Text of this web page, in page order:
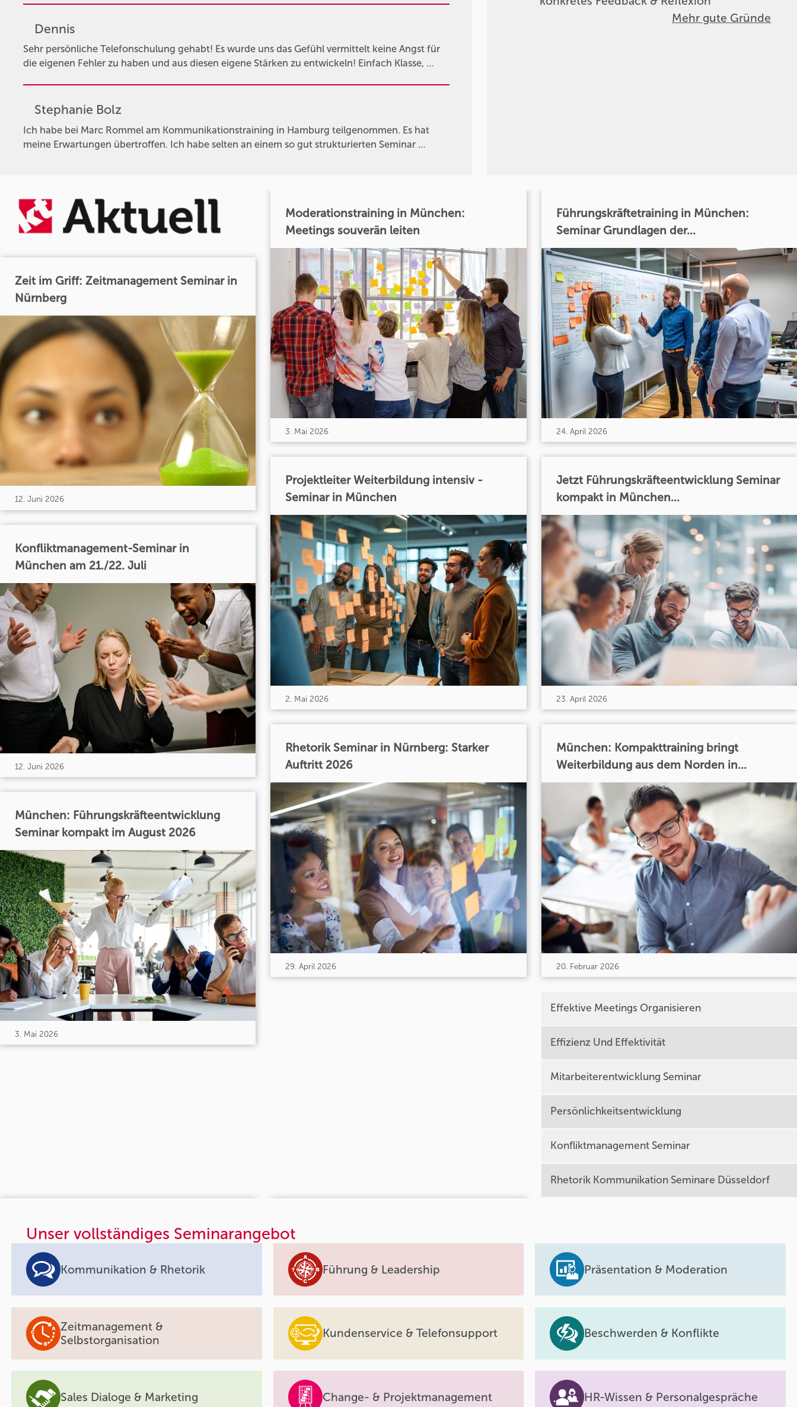
Dennis
Sehr persönliche Telefonschulung gehabt! Es wurde uns das Gefühl vermittelt keine Angst für
die eigenen Fehler zu haben und aus diesen eigene Stärken zu entwickeln! Einfach Klasse, …
Stephanie Bolz
Ich habe bei Marc Rommel am Kommunikationstraining in Hamburg teilgenommen. Es hat
meine Erwartungen übertroffen. Ich habe selten an einem so gut strukturierten Seminar …
Mehr gute Gründe
Zeit im Griff: Zeitmanagement Seminar in
Nürnberg
12. Juni 2026
Konfliktmanagement-Seminar in
München am 21./22. Juli
12. Juni 2026
München: Führungskräfteentwicklung
Seminar kompakt im August 2026
3. Mai 2026
Moderationstraining in München:
Meetings souverän leiten
3. Mai 2026
Projektleiter Weiterbildung intensiv -
Seminar in München
2. Mai 2026
Rhetorik Seminar in Nürnberg: Starker
Auftritt 2026
29. April 2026
Führungskräftetraining in München:
Seminar Grundlagen der...
24. April 2026
Jetzt Führungskräfteentwicklung Seminar
kompakt in München...
23. April 2026
München: Kompakttraining bringt
Weiterbildung aus dem Norden in...
20. Februar 2026
Effektive Meetings Organisieren
Effizienz Und Effektivität
Mitarbeiterentwicklung Seminar
Persönlichkeitsentwicklung
Konfliktmanagement Seminar
Rhetorik Kommunikation Seminare Düsseldorf
Unser vollständiges Seminarangebot
Kommunikation & Rhetorik Führung & Leadership Präsentation & Moderation
Zeitmanagement &
Selbstorganisation
Kundenservice & Telefonsupport Beschwerden & Konflikte
Sales Dialoge & Marketing Change- & Projektmanagement HR-Wissen & Personalgespräche